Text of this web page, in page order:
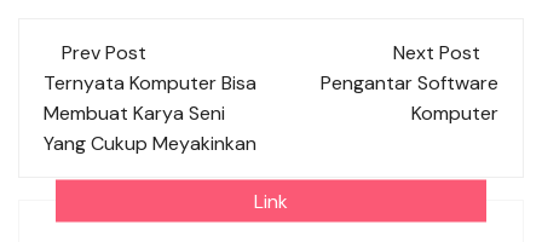
Post
navigation
Prev Post
Ternyata Komputer Bisa
Membuat Karya Seni
Yang Cukup Meyakinkan
Next Post
Pengantar Software
Komputer
Link